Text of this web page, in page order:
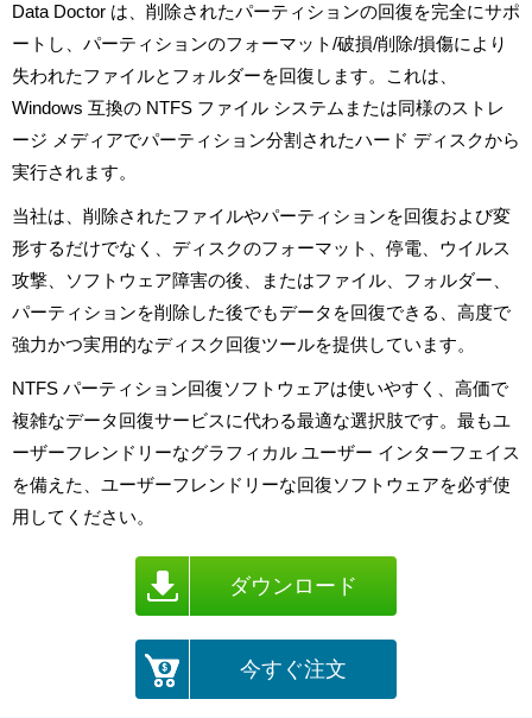
Data Doctor は、削除されたパーティションの回復を完全にサポ
ートし、パーティションのフォーマット/破損/削除/損傷により
失われたファイルとフォルダーを回復します。これは、
Windows 互換の NTFS ファイル システムまたは同様のストレ
ージ メディアでパーティション分割されたハード ディスクから
実行されます。
当社は、削除されたファイルやパーティションを回復および変
形するだけでなく、ディスクのフォーマット、停電、ウイルス
攻撃、ソフトウェア障害の後、またはファイル、フォルダー、
パーティションを削除した後でもデータを回復できる、高度で
強力かつ実用的なディスク回復ツールを提供しています。
NTFS パーティション回復ソフトウェアは使いやすく、高価で
複雑なデータ回復サービスに代わる最適な選択肢です。最もユ
ーザーフレンドリーなグラフィカル ユーザー インターフェイス
を備えた、ユーザーフレンドリーな回復ソフトウェアを必ず使
用してください。
ダウンロード
今すぐ注文